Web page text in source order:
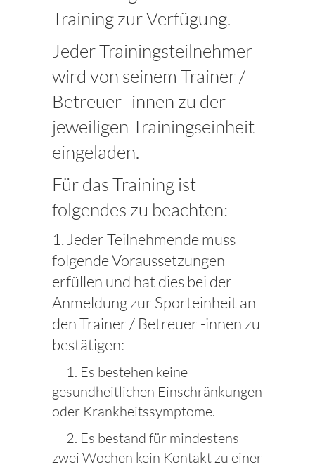
Training zur Verfügung.
Jeder Trainingsteilnehmer
wird von seinem Trainer /
Betreuer -innen zu der
jeweiligen Trainingseinheit
eingeladen.
Für das Training ist
folgendes zu beachten:
1. Jeder Teilnehmende muss
folgende Voraussetzungen
erfüllen und hat dies bei der
Anmeldung zur Sporteinheit an
den Trainer / Betreuer -innen zu
bestätigen:
1. Es bestehen keine
gesundheitlichen Einschränkungen
oder Krankheitssymptome.
2. Es bestand für mindestens
zwei Wochen kein Kontakt zu einer